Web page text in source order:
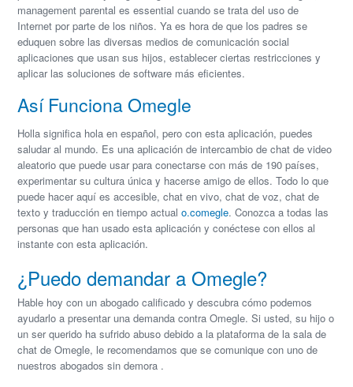
management parental es essential cuando se trata del uso de
Internet por parte de los niños. Ya es hora de que los padres se
eduquen sobre las diversas medios de comunicación social
aplicaciones que usan sus hijos, establecer ciertas restricciones y
aplicar las soluciones de software más eficientes.
Así Funciona Omegle
Holla significa hola en español, pero con esta aplicación, puedes
saludar al mundo. Es una aplicación de intercambio de chat de video
aleatorio que puede usar para conectarse con más de 190 países,
experimentar su cultura única y hacerse amigo de ellos. Todo lo que
puede hacer aquí es accesible, chat en vivo, chat de voz, chat de
texto y traducción en tiempo actualo.comegle. Conozca a todas las
personas que han usado esta aplicación y conéctese con ellos al
instante con esta aplicación.
¿Puedo demandar a Omegle?
Hable hoy con un abogado calificado y descubra cómo podemos
ayudarlo a presentar una demanda contra Omegle. Si usted, su hijo o
un ser querido ha sufrido abuso debido a la plataforma de la sala de
chat de Omegle, le recomendamos que se comunique con uno de
nuestros abogados sin demora .